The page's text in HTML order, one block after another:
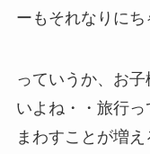
ーもそれなりにち
っていうか、お
いよね・・旅行
まわすことが増